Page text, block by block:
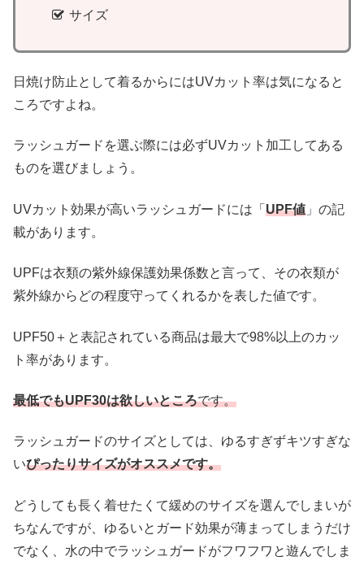
サイズ
日焼け防止として着るからにはUVカット率は気になると
ころですよね。
ラッシュガードを選ぶ際には必ずUVカット加工してある
ものを選びましょう。
UVカット効果が高いラッシュガードには「 UPF値 」の記
載があります。
UPFは衣類の紫外線保護効果係数と言って、その衣類が
紫外線からどの程度守ってくれるかを表した値です。
UPF50＋と表記されている商品は最大で98%以上のカッ
ト率があります。
最低でもUPF30は欲しいところです。
ラッシュガードのサイズとしては、ゆるすぎずキツすぎな
いぴったりサイズがオススメです。
どうしても長く着せたくて緩めのサイズを選んでしまいが
ちなんですが、ゆるいとガード効果が薄まってしまうだけ
でなく、水の中でラッシュガードがフワフワと遊んでしま